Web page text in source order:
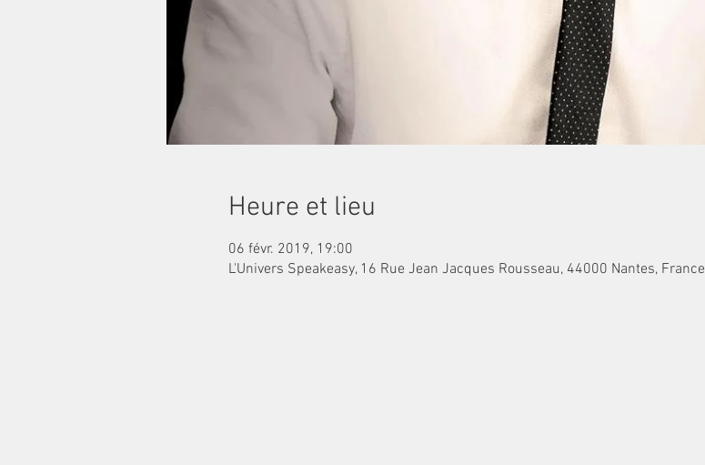
Heure et lieu
06 févr. 2019, 19:00
L'Univers Speakeasy, 16 Rue Jean Jacques Rousseau, 44000 Nantes, France